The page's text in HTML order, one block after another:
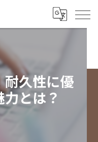
久性に優
とは？